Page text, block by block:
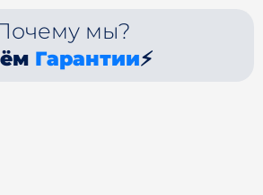
мы?
Гарантии⚡